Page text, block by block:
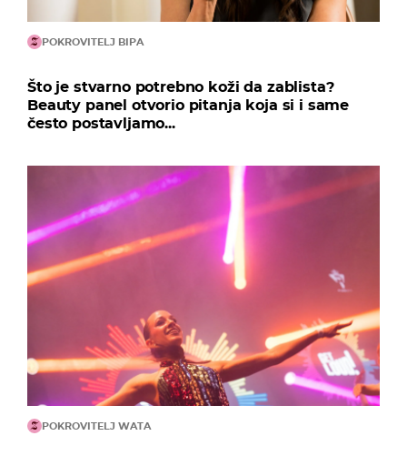
POKROVITELJ BIPA
Što je stvarno potrebno koži da zablista?
Beauty panel otvorio pitanja koja si i same
često postavljamo...
POKROVITELJ WATA